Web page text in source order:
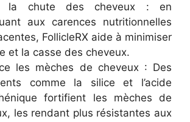
la chute des cheveux : en
aux carences nutritionnelles
FollicleRX aide à minimiser
et la casse des cheveux.
les mèches de cheveux : Des
comme la silice et l’acide
fortifient les mèches de
les rendant plus résistantes aux